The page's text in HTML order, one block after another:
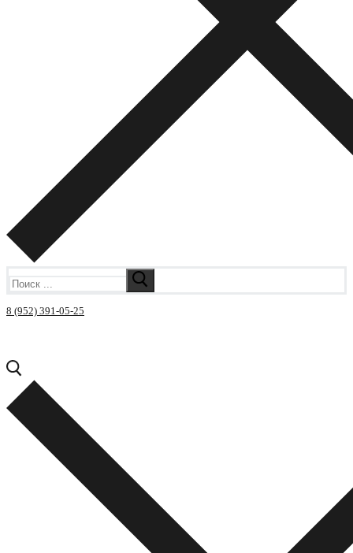
8 (952) 391-05-25